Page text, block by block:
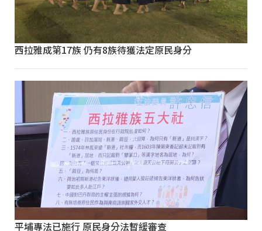
西拉雅成第17族 仍有8族待獲法定原民身分
平埔專法已施行 原民身分法暫緩審查